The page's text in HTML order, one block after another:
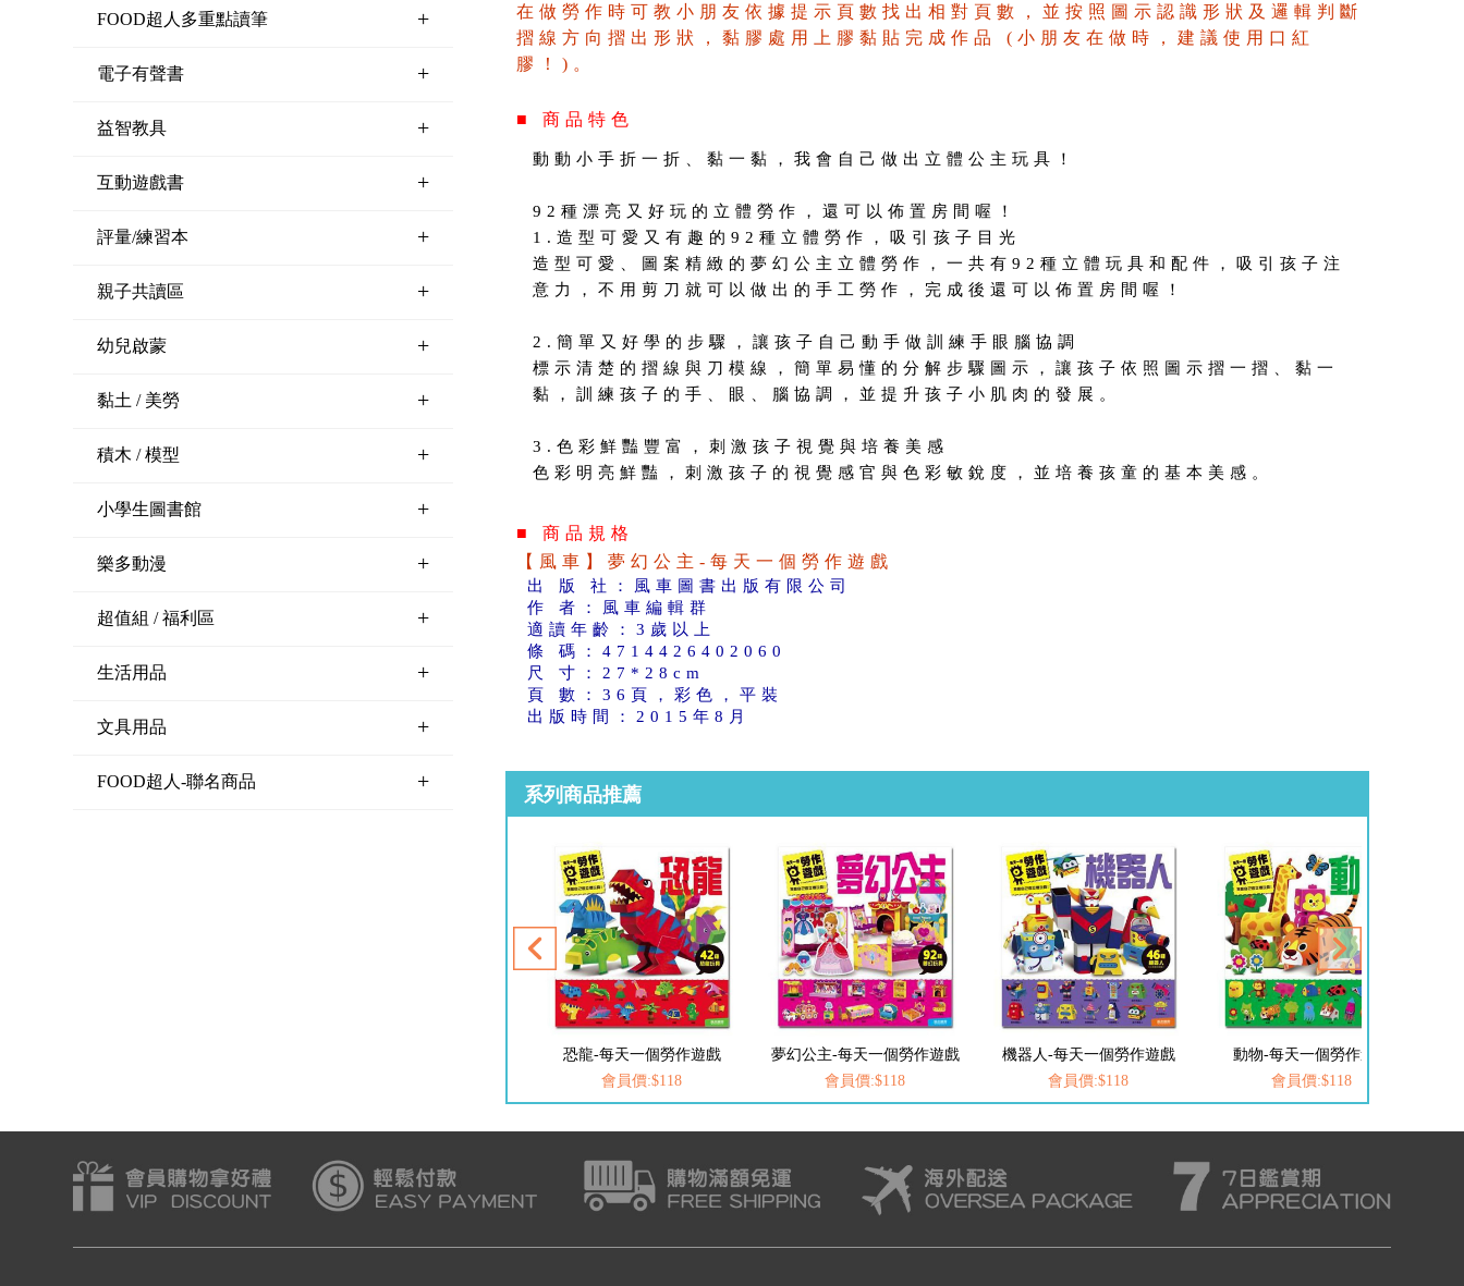
FOOD超人多重點讀筆 +
電子有聲書 +
益智教具 +
互動遊戲書 +
評量/練習本 +
親子共讀區 +
幼兒啟蒙 +
黏土 / 美勞 +
積木 / 模型 +
小學生圖書館 +
樂多動漫 +
超值組 / 福利區 +
生活用品 +
文具用品 +
FOOD超人-聯名商品 +
在做勞作時可教小朋友依據提示頁數找出相對頁數，並按照圖示認識形狀及邏輯判斷
摺線方向摺出形狀，黏膠處用上膠黏貼完成作品 (小朋友在做時，建議使用口紅
膠！)。
■ 商品特色
動動小手折一折、黏一黏，我會自己做出立體公主玩具！
92種漂亮又好玩的立體勞作，還可以佈置房間喔！
1.造型可愛又有趣的92種立體勞作，吸引孩子目光
造型可愛、圖案精緻的夢幻公主立體勞作，一共有92種立體玩具和配件，吸引孩子注
意力，不用剪刀就可以做出的手工勞作，完成後還可以佈置房間喔！
2.簡單又好學的步驟，讓孩子自己動手做訓練手眼腦協調
標示清楚的摺線與刀模線，簡單易懂的分解步驟圖示，讓孩子依照圖示摺一摺、黏一
黏，訓練孩子的手、眼、腦協調，並提升孩子小肌肉的發展。
3.色彩鮮豔豐富，刺激孩子視覺與培養美感
色彩明亮鮮豔，刺激孩子的視覺感官與色彩敏銳度，並培養孩童的基本美感。
■ 商品規格
【風車】夢幻公主-每天一個勞作遊戲
出 版 社：風車圖書出版有限公司
作 者：風車編輯群
適讀年齡：3歲以上
條 碼：4714426402060
尺 寸：27*28cm
頁 數：36頁，彩色，平裝
出版時間：2015年8月
系列商品推薦
恐龍-每天一個勞作遊戲
會員價:$118
夢幻公主-每天一個勞作遊戲
會員價:$118
機器人-每天一個勞作遊戲
會員價:$118
動物-每天一個勞作遊戲
會員價:$118